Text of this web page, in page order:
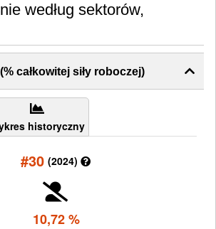
według sektorów,
całkowitej siły roboczej)
historyczny
#30 (2024)
10,72 %